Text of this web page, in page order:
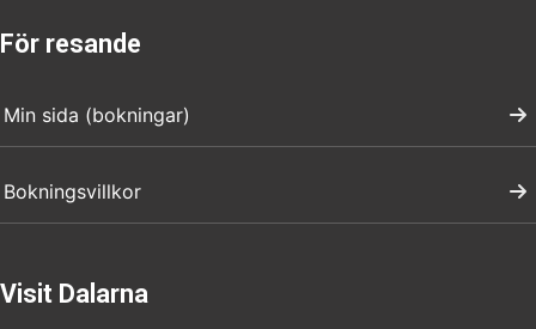
För resande
Min sida (bokningar)
Bokningsvillkor
Visit Dalarna